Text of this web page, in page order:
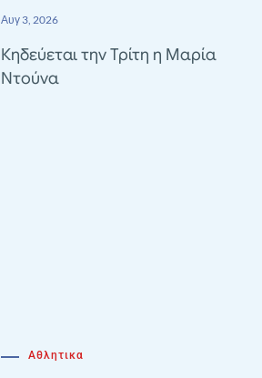
Αυγ 3, 2026
Κηδεύεται την Τρίτη η Μαρία
Ντούνα
Αθλητικα